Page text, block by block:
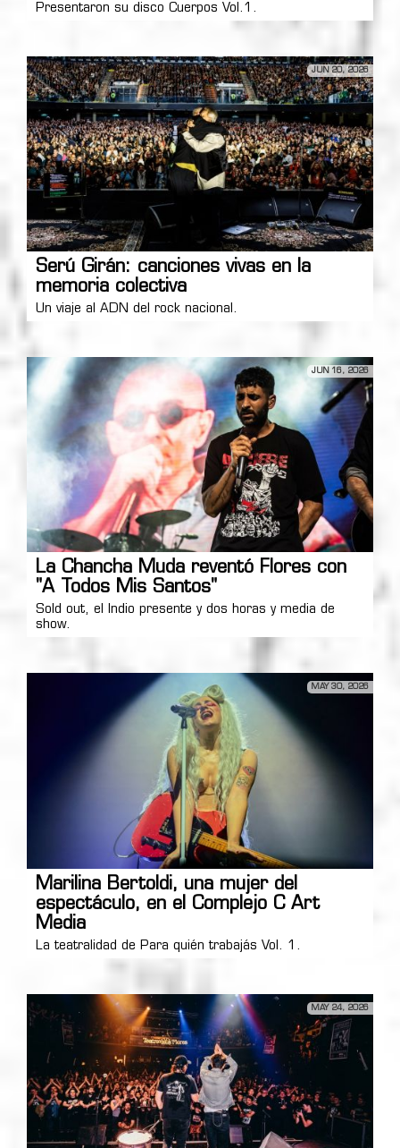
Presentaron su disco Cuerpos Vol.1.
JUN 20, 2026
Serú Girán: canciones vivas en la
memoria colectiva
Un viaje al ADN del rock nacional.
JUN 16, 2026
La Chancha Muda reventó Flores con
"A Todos Mis Santos"
Sold out, el Indio presente y dos horas y media de
show.
MAY 30, 2026
Marilina Bertoldi, una mujer del
espectáculo, en el Complejo C Art
Media
La teatralidad de Para quién trabajás Vol. 1.
MAY 24, 2026